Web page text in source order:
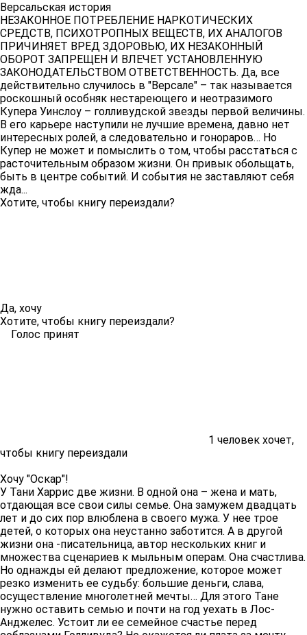
Версальская история
НЕЗАКОННОЕ ПОТРЕБЛЕНИЕ НАРКОТИЧЕСКИХ
СРЕДСТВ, ПСИХОТРОПНЫХ ВЕЩЕСТВ, ИХ АНАЛОГОВ
ПРИЧИНЯЕТ ВРЕД ЗДОРОВЬЮ, ИХ НЕЗАКОННЫЙ
ОБОРОТ ЗАПРЕЩЕН И ВЛЕЧЕТ УСТАНОВЛЕННУЮ
ЗАКОНОДАТЕЛЬСТВОМ ОТВЕТСТВЕННОСТЬ. Да, все
действительно случилось в "Версале" – так называется
роскошный особняк нестареющего и неотразимого
Купера Уинслоу – голливудской звезды первой величины.
В его карьере наступили не лучшие времена, давно нет
интересных ролей, а следовательно и гонораров… Но
Купер не может и помыслить о том, чтобы расстаться с
расточительным образом жизни. Он привык обольщать,
быть в центре событий. И события не заставляют себя
жда...
Хотите, чтобы книгу переиздали?
Да, хочу
Хотите, чтобы книгу переиздали?
Голос принят
1 человек хочет,
чтобы книгу переиздали
Хочу "Оскар"!
У Тани Харрис две жизни. В одной она – жена и мать,
отдающая все свои силы семье. Она замужем двадцать
лет и до сих пор влюблена в своего мужа. У нее трое
детей, о которых она неустанно заботится. А в другой
жизни она -писательница, автор нескольких книг и
множества сценариев к мыльным операм. Она счастлива.
Но однажды ей делают предложение, которое может
резко изменить ее судьбу: большие деньги, слава,
осуществление многолетней мечты… Для этого Тане
нужно оставить семью и почти на год уехать в Лос-
Анджелес. Устоит ли ее семейное счастье перед